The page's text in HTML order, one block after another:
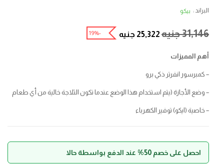
البراند : بيكو
31,146جنيه 25,322 جنيه -19%
أهم المميزات
– كمبرسور انفرتر ذكي برو
– وضع الأجازة (يتم استخدام هذا الوضع عندما تكون الثلاجة خالية من أي طعام
– خاصية (ايكو) توفير الكهرباء
احصل على خصم 50% عند الدفع بواسطة حالا